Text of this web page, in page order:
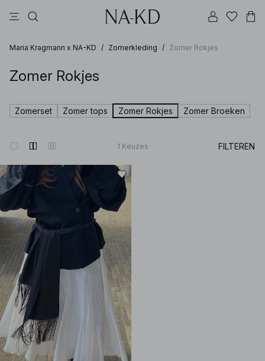
Maria Kragmann x NA-KD / Zomerkleding / Zomer Rokjes
Zomer Rokjes
Zomerset Zomer tops Zomer Rokjes Zomer Broeken
1 Keuzes FILTEREN